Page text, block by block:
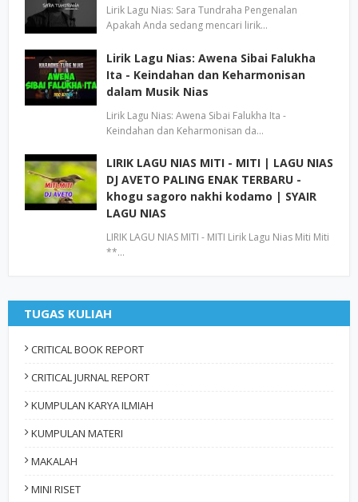
Lirik Lagu Nias: Sara Tundraha Pengenalan
Apakah Anda sedang mencari lirik…
Lirik Lagu Nias: Awena Sibai Falukha
Ita - Keindahan dan Keharmonisan
dalam Musik Nias
Lirik Lagu Nias: Awena Sibai Falukha Ita -
Keindahan dan Keharmonisan da…
LIRIK LAGU NIAS MITI - MITI | LAGU NIAS
DJ AVETO PALING ENAK TERBARU -
khogu sagoro nakhi kodamo | SYAIR
LAGU NIAS
LIRIK LAGU NIAS MITI - MITI Lirik Lagu Nias Miti Miti
**…
TUGAS KULIAH
CRITICAL BOOK REPORT
CRITICAL JURNAL REPORT
KUMPULAN KARYA ILMIAH
KUMPULAN MATERI
MAKALAH
MINI RISET